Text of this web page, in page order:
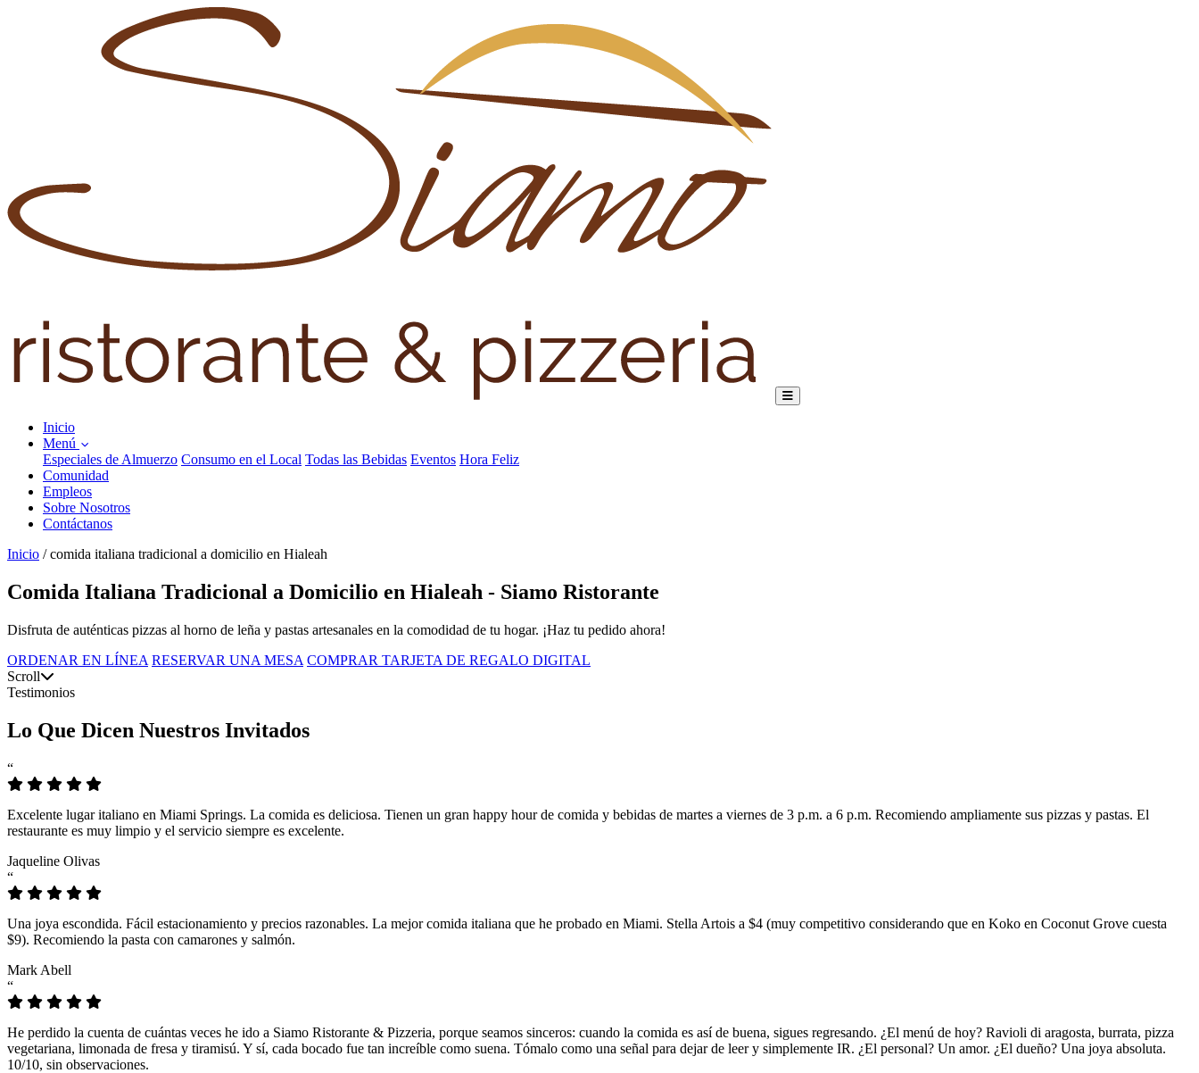
Inicio
Menú
Especiales de Almuerzo Consumo en el Local Todas las Bebidas Eventos Hora Feliz
Comunidad
Empleos
Sobre Nosotros
Contáctanos
Inicio / comida italiana tradicional a domicilio en Hialeah
Comida Italiana Tradicional a Domicilio en Hialeah - Siamo Ristorante
Disfruta de auténticas pizzas al horno de leña y pastas artesanales en la comodidad de tu hogar. ¡Haz tu pedido ahora!
ORDENAR EN LÍNEA RESERVAR UNA MESA COMPRAR TARJETA DE REGALO DIGITAL
Scroll
Testimonios
Lo Que Dicen Nuestros Invitados
“
Excelente lugar italiano en Miami Springs. La comida es deliciosa. Tienen un gran happy hour de comida y bebidas de martes a viernes de 3 p.m. a 6 p.m. Recomiendo ampliamente sus pizzas y pastas. El
restaurante es muy limpio y el servicio siempre es excelente.
Jaqueline Olivas
“
Una joya escondida. Fácil estacionamiento y precios razonables. La mejor comida italiana que he probado en Miami. Stella Artois a $4 (muy competitivo considerando que en Koko en Coconut Grove cuesta
$9). Recomiendo la pasta con camarones y salmón.
Mark Abell
“
He perdido la cuenta de cuántas veces he ido a Siamo Ristorante & Pizzeria, porque seamos sinceros: cuando la comida es así de buena, sigues regresando. ¿El menú de hoy? Ravioli di aragosta, burrata, pizza
vegetariana, limonada de fresa y tiramisú. Y sí, cada bocado fue tan increíble como suena. Tómalo como una señal para dejar de leer y simplemente IR. ¿El personal? Un amor. ¿El dueño? Una joya absoluta.
10/10, sin observaciones.